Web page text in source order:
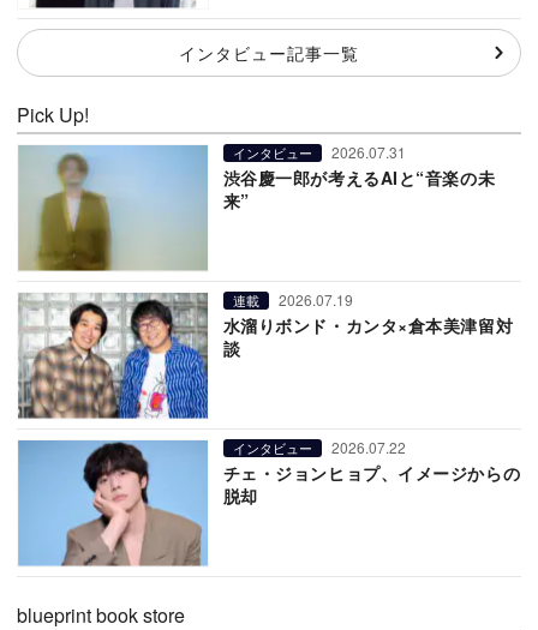
インタビュー記事一覧
Pick Up!
インタビュー 2026.07.31
渋谷慶一郎が考えるAIと“音楽の未
来”
連載 2026.07.19
水溜りボンド・カンタ×倉本美津留対
談
インタビュー 2026.07.22
チェ・ジョンヒョプ、イメージからの
脱却
blueprint book store